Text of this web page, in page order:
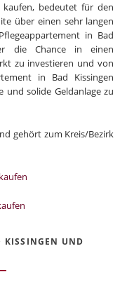
kaufen, bedeutet für den
über einen sehr langen
in Bad
die Chance in einen
zu investieren und von
in Bad Kissingen
und solide Geldanlage zu
gehört zum Kreis/Bezirk
KISSINGEN UND